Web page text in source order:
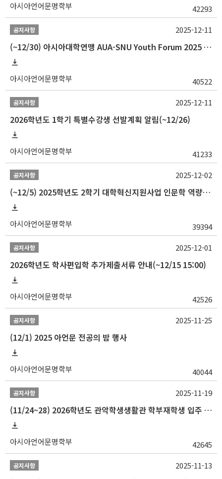
아시아언어문명학부 42293
공지사항
(~12/30) 아시아대학연맹 AUA-SNU Youth Forum 2025 참가자 선발 안내
아시아언어문명학부 40522
2025-12-11
공지사항
2026학년도 1학기 특별수강생 선발계획 알림(~12/26)
아시아언어문명학부 41233
2025-12-11
공지사항
(~12/5) 2025학년도 2학기 대학혁신지원사업 인문학 역량강화 국제학술대회 참가 경비 지원 안내(2차)
아시아언어문명학부 39394
2025-12-02
공지사항
2026학년도 학사편입학 추가제출서류 안내(~12/15 15:00)
아시아언어문명학부 42526
2025-12-01
공지사항
(12/1) 2025 아언문 전공의 밤 행사
아시아언어문명학부 40044
2025-11-25
공지사항
(11/24~28) 2026학년도 관악학생생활관 학부재학생 입주 신청 일정 안내
아시아언어문명학부 42645
2025-11-19
공지사항 2025-11-13